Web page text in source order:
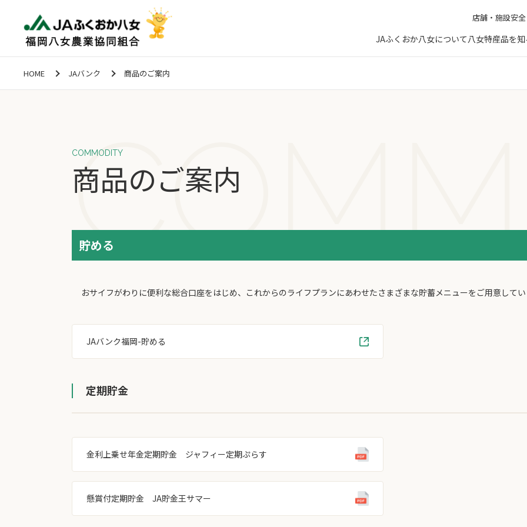
店舗・施設安
JAふくおか八女について 八女特産品を
HOME JAバンク 商品のご案内
COMMODITY
商品のご案内
貯める
おサイフがわりに便利な総合口座をはじめ、これからのライフプランにあわせたさまざまな貯蓄メニューをご用意して
JAバンク福岡-貯める
定期貯金
金利上乗せ年金定期貯金 ジャフィー定期ぷらす
懸賞付定期貯金 JA貯金王サマー